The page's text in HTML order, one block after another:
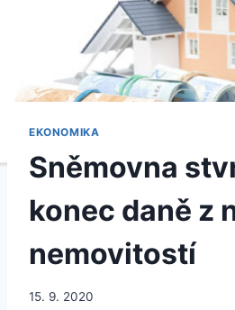
EKONOMIKA
Sněmovna
konec daně z
nemovitostí
15. 9. 2020